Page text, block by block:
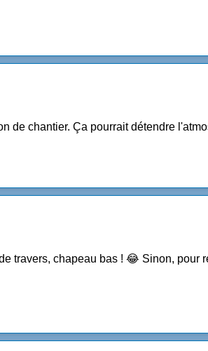
de chantier. Ça pourrait détendre
travers, chapeau bas ! 😂 Sinon,